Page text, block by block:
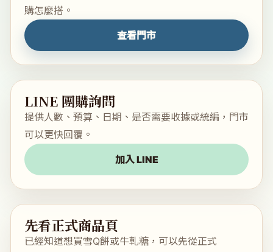
購怎麼搭。
查看門市
LINE 團購詢問
提供人數、預算、日期、是否需要收據或統編，門市
可以更快回覆。
加入 LINE
先看正式商品頁
已經知道想買雪Q餅或牛軋糖，可以先從正式